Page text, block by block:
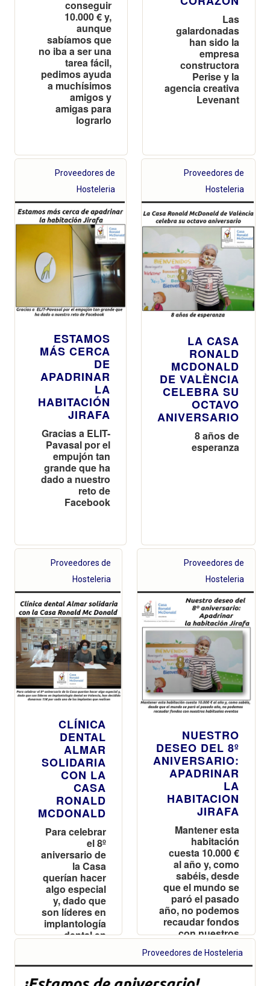
conseguir
10.000 € y,
aunque
sabíamos que
no iba a ser una
tarea fácil,
pedimos ayuda
a muchísimos
amigos y
amigas para
lograrlo
Las
galardonadas
han sido la
empresa
constructora
Perise y la
agencia creativa
Levenant
Proveedores de
Hosteleria
ESTAMOS
MÁS CERCA
DE
APADRINAR
LA
HABITACIÓN
JIRAFA
Gracias a ELIT-
Pavasal por el
empujón tan
grande que ha
dado a nuestro
reto de
Facebook
Proveedores de
Hosteleria
LA CASA
RONALD
MCDONALD
DE VALÈNCIA
CELEBRA SU
OCTAVO
ANIVERSARIO
8 años de
esperanza
Proveedores de
Hosteleria
CLÍNICA
DENTAL
ALMAR
SOLIDARIA
CON LA
CASA
RONALD
MCDONALD
Para celebrar
el 8º
aniversario de
la Casa
querían hacer
algo especial
y, dado que
son líderes en
implantología
dental en
donarnos 15€
por cada uno
Proveedores de
Hosteleria
NUESTRO
DESEO DEL 8º
ANIVERSARIO:
APADRINAR
LA
HABITACION
JIRAFA
Mantener esta
habitación
cuesta 10.000 €
al año y, como
sabéis, desde
que el mundo se
paró el pasado
año, no podemos
recaudar fondos
con nuestros
eventos
Proveedores de Hosteleria